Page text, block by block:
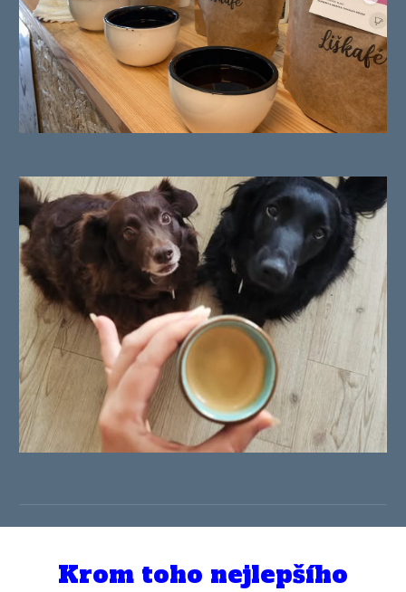
Krom toho nejlepšího